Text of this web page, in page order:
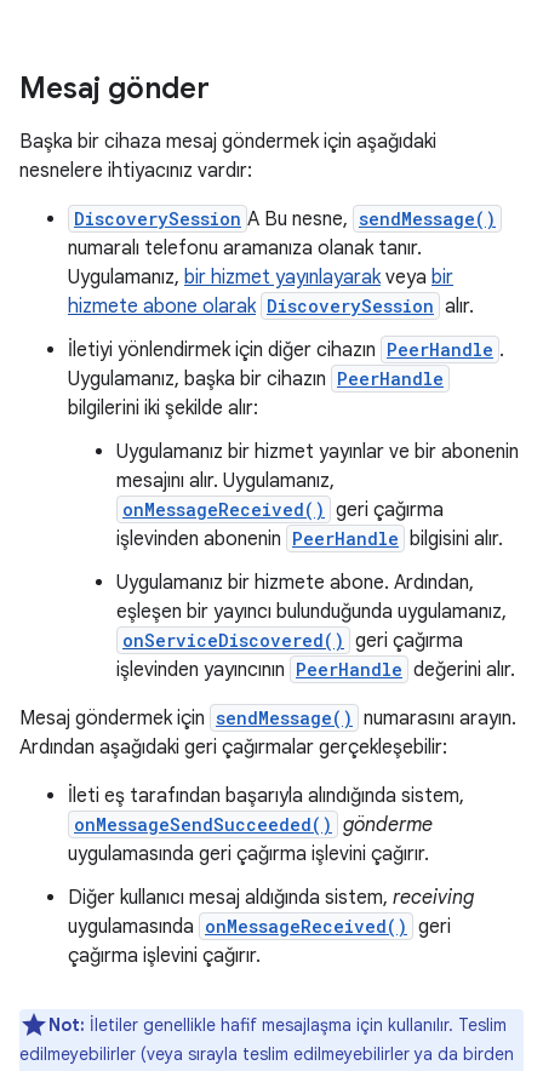
Mesaj gönder
Başka bir cihaza mesaj göndermek için aşağıdaki
nesnelere ihtiyacınız vardır:
DiscoverySession A Bu nesne, sendMessage()
numaralı telefonu aramanıza olanak tanır.
Uygulamanız, bir hizmet yayınlayarakveya bir
hizmete abone olarak DiscoverySession alır.
İletiyi yönlendirmek için diğer cihazın PeerHandle .
Uygulamanız, başka bir cihazın PeerHandle
bilgilerini iki şekilde alır:
Uygulamanız bir hizmet yayınlar ve bir abonenin
mesajını alır. Uygulamanız,
onMessageReceived() geri çağırma
işlevinden abonenin PeerHandle bilgisini alır.
Uygulamanız bir hizmete abone. Ardından,
eşleşen bir yayıncı bulunduğunda uygulamanız,
onServiceDiscovered() geri çağırma
işlevinden yayıncının PeerHandle değerini alır.
Mesaj göndermek için sendMessage() numarasını arayın.
Ardından aşağıdaki geri çağırmalar gerçekleşebilir:
İleti eş tarafından başarıyla alındığında sistem,
onMessageSendSucceeded() gönderme
uygulamasında geri çağırma işlevini çağırır.
Diğer kullanıcı mesaj aldığında sistem, receiving
uygulamasında onMessageReceived() geri
çağırma işlevini çağırır.
Not: İletiler genellikle hafif mesajlaşma için kullanılır. Teslim
edilmeyebilirler (veya sırayla teslim edilmeyebilirler ya da birden